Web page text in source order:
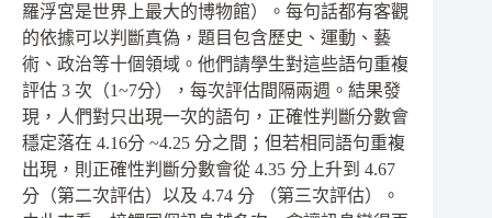
羅浮宮是世界上最大的博物館）。每句話都有客觀
的依據可以判斷真偽，題目包含歷史、運動、藝
術、政治等十個領域。他們請學生對這些語句重複
評估 3 次（1~7分），每次評估間隔兩週。結果發
現，人們對只出現一次的語句，正確性判斷分數會
穩定落在 4.16分 ~4.25 分之間；但若相同語句重複
出現，則正確性判斷分數會從 4.35 分上升到 4.67
分（第二次評估）以及 4.74 分
（第三次評估）。